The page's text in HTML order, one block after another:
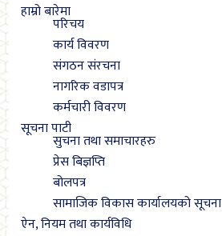
हाम्रो बारेमा
परिचय
कार्य विवरण
संगठन संरचना
नागरिक वडापत्र
कर्मचारी विवरण
सूचना पाटी
सुचना तथा समाचारहरु
प्रेस बिज्ञप्ति
बोलपत्र
सामाजिक विकास कार्यालयको सूचना
ऐन, नियम तथा कार्यविधि